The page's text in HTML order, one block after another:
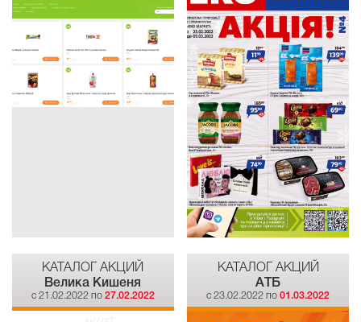
КАТАЛОГ АКЦИЙ
Велика Кишеня
c 21.02.2022 по 27.02.2022
КАТАЛОГ АКЦИЙ
АТБ
c 23.02.2022 по01.03.2022